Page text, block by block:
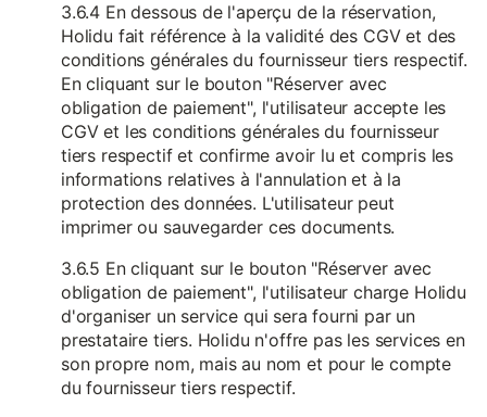
3.6.4 En dessous de l'aperçu de la réservation,
Holidu fait référence à la validité des CGV et des
conditions générales du fournisseur tiers respectif.
En cliquant sur le bouton "Réserver avec
obligation de paiement", l'utilisateur accepte les
CGV et les conditions générales du fournisseur
tiers respectif et confirme avoir lu et compris les
informations relatives à l'annulation et à la
protection des données. L'utilisateur peut
imprimer ou sauvegarder ces documents.
3.6.5 En cliquant sur le bouton "Réserver avec
obligation de paiement", l'utilisateur charge Holidu
d'organiser un service qui sera fourni par un
prestataire tiers. Holidu n'offre pas les services en
son propre nom, mais au nom et pour le compte
du fournisseur tiers respectif.